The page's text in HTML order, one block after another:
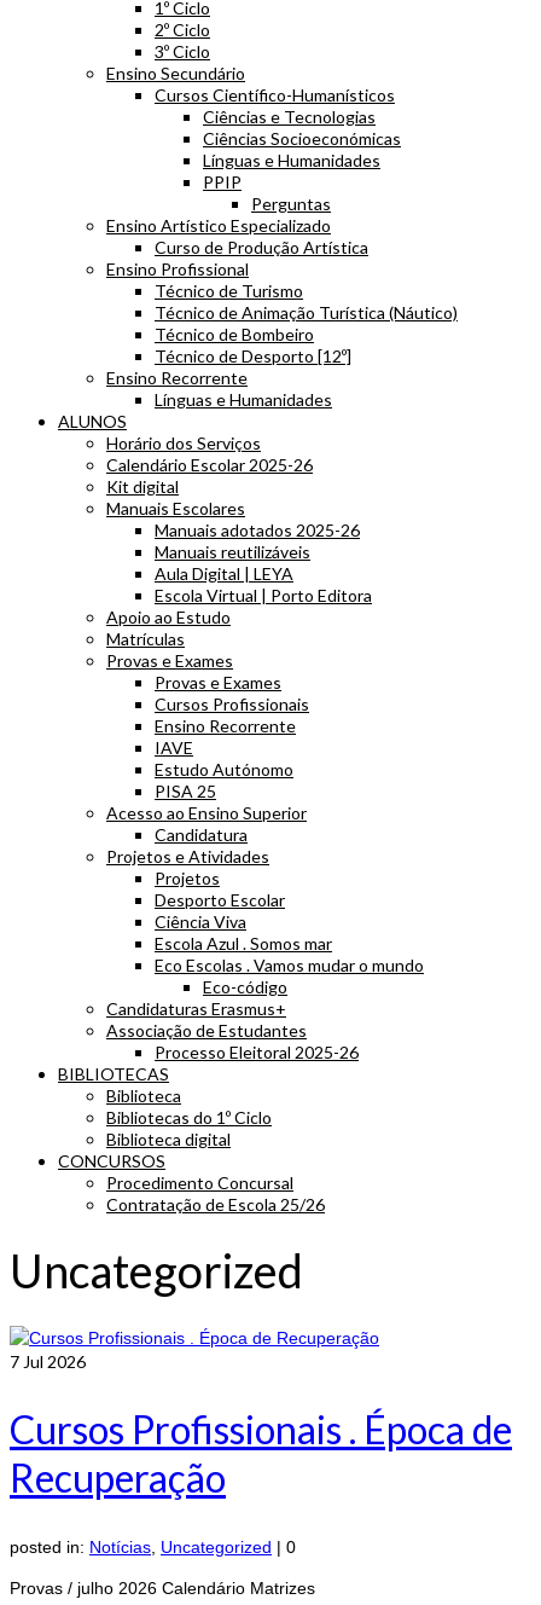
1º Ciclo
2º Ciclo
3º Ciclo
Ensino Secundário
Cursos Científico-Humanísticos
Ciências e Tecnologias
Ciências Socioeconómicas
Línguas e Humanidades
PPIP
Perguntas
Ensino Artístico Especializado
Curso de Produção Artística
Ensino Profissional
Técnico de Turismo
Técnico de Animação Turística (Náutico)
Técnico de Bombeiro
Técnico de Desporto [12º]
Ensino Recorrente
Línguas e Humanidades
ALUNOS
Horário dos Serviços
Calendário Escolar 2025-26
Kit digital
Manuais Escolares
Manuais adotados 2025-26
Manuais reutilizáveis
Aula Digital | LEYA
Escola Virtual | Porto Editora
Apoio ao Estudo
Matrículas
Provas e Exames
Provas e Exames
Cursos Profissionais
Ensino Recorrente
IAVE
Estudo Autónomo
PISA 25
Acesso ao Ensino Superior
Candidatura
Projetos e Atividades
Projetos
Desporto Escolar
Ciência Viva
Escola Azul . Somos mar
Eco Escolas . Vamos mudar o mundo
Eco-código
Candidaturas Erasmus+
Associação de Estudantes
Processo Eleitoral 2025-26
BIBLIOTECAS
Biblioteca
Bibliotecas do 1º Ciclo
Biblioteca digital
CONCURSOS
Procedimento Concursal
Contratação de Escola 25/26
Uncategorized
7 Jul 2026
Cursos Profissionais . Época de
Recuperação
posted in: Notícias Uncategorized | 0
Provas / julho 2026 Calendário Matrizes